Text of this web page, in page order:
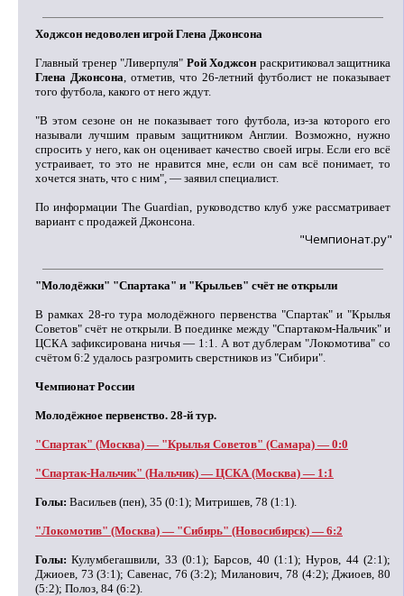
Ходжсон недоволен игрой Глена Джонсона
Главный тренер "Ливерпуля" Рой Ходжсон раскритиковал защитника
Глена Джонсона, отметив, что 26-летний футболист не показывает
того футбола, какого от него ждут.
"В этом сезоне он не показывает того футбола, из-за которого его
называли лучшим правым защитником Англии. Возможно, нужно
спросить у него, как он оценивает качество своей игры. Если его всё
устраивает, то это не нравится мне, если он сам всё понимает, то
хочется знать, что с ним", — заявил специалист.
По информации The Guardian, руководство клуб уже рассматривает
вариант с продажей Джонсона.
"Чемпионат.ру"
"Молодёжки" "Спартака" и "Крыльев" счёт не открыли
В рамках 28-го тура молодёжного первенства "Спартак" и "Крылья
Советов" счёт не открыли. В поединке между "Спартаком-Нальчик" и
ЦСКА зафиксирована ничья — 1:1. А вот дублерам "Локомотива" со
счётом 6:2 удалось разгромить сверстников из "Сибири".
Чемпионат России
Молодёжное первенство. 28-й тур.
"Спартак" (Москва) — "Крылья Советов" (Самара) — 0:0
"Спартак-Нальчик" (Нальчик) — ЦСКА (Москва) — 1:1
Голы: Васильев (пен), 35 (0:1); Митришев, 78 (1:1).
"Локомотив" (Москва) — "Сибирь" (Новосибирск) — 6:2
Голы: Кулумбегашвили, 33 (0:1); Барсов, 40 (1:1); Нуров, 44 (2:1);
Джиоев, 73 (3:1); Савенас, 76 (3:2); Миланович, 78 (4:2); Джиоев, 80
(5:2); Полоз, 84 (6:2).